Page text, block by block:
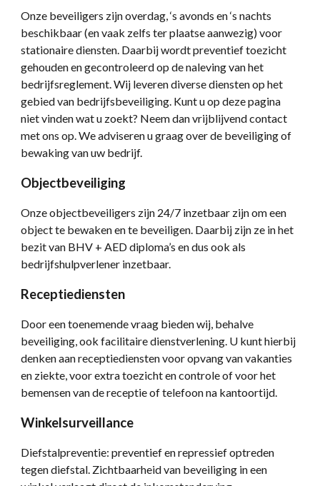
Onze beveiligers zijn overdag, ‘s avonds en ‘s nachts
beschikbaar (en vaak zelfs ter plaatse aanwezig) voor
stationaire diensten. Daarbij wordt preventief toezicht
gehouden en gecontroleerd op de naleving van het
bedrijfsreglement. Wij leveren diverse diensten op het
gebied van bedrijfsbeveiliging. Kunt u op deze pagina
niet vinden wat u zoekt? Neem dan vrijblijvend contact
met ons op. We adviseren u graag over de beveiliging of
bewaking van uw bedrijf.
Objectbeveiliging
Onze objectbeveiligers zijn 24/7 inzetbaar zijn om een
object te bewaken en te beveiligen. Daarbij zijn ze in het
bezit van BHV + AED diploma’s en dus ook als
bedrijfshulpverlener inzetbaar.
Receptiediensten
Door een toenemende vraag bieden wij, behalve
beveiliging, ook facilitaire dienstverlening. U kunt hierbij
denken aan receptiediensten voor opvang van vakanties
en ziekte, voor extra toezicht en controle of voor het
bemensen van de receptie of telefoon na kantoortijd.
Winkelsurveillance
Diefstalpreventie: preventief en repressief optreden
tegen diefstal. Zichtbaarheid van beveiliging in een